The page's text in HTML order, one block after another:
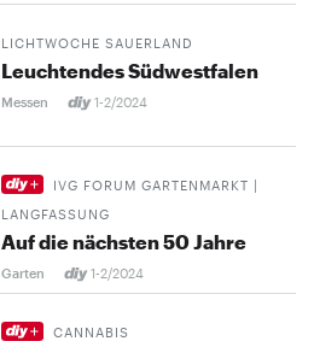
LICHTWOCHE SAUERLAND
Leuchtendes Südwestfalen
Messen 1-2/2024
IVG FORUM GARTENMARKT |
LANGFASSUNG
Auf die nächsten 50 Jahre
Garten 1-2/2024
CANNABIS